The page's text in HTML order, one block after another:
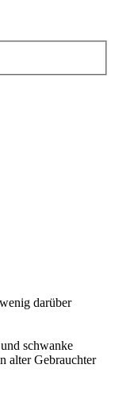
darüber
schwanke
alter Gebrauchter